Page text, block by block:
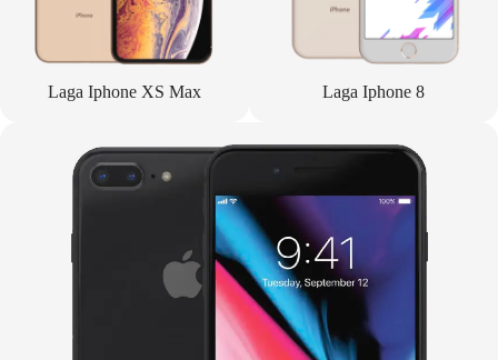
Laga Iphone XS Max Laga Iphone 8